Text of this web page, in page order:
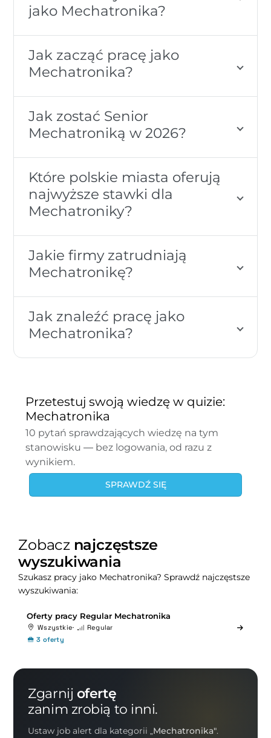
jako Mechatronika?
Jak zacząć pracę jako
Mechatronika?
Jak zostać Senior
Mechatroniką w 2026?
Które polskie miasta oferują
najwyższe stawki dla
Mechatroniky?
Jakie firmy zatrudniają
Mechatronikę?
Jak znaleźć pracę jako
Mechatronika?
Przetestuj swoją wiedzę w quizie:
Mechatronika
10 pytań sprawdzających wiedzę na tym
stanowisku — bez logowania, od razu z
wynikiem.
SPRAWDŹ SIĘ
Zobacz najczęstsze
wyszukiwania
Szukasz pracy jako Mechatronika? Sprawdź najczęstsze
wyszukiwania:
Oferty pracy Regular Mechatronika
Wszystkie
Regular
3 oferty
Zgarnij ofertę
zanim zrobią to inni.
Ustaw job alert dla kategorii„Mechatronika".